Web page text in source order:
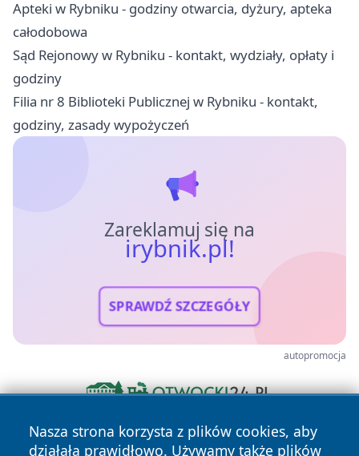
Apteki w Rybniku - godziny otwarcia, dyżury, apteka
całodobowa
Sąd Rejonowy w Rybniku - kontakt, wydziały, opłaty i
godziny
Filia nr 8 Biblioteki Publicznej w Rybniku - kontakt,
godziny, zasady wypożyczeń
Zareklamuj się na
irybnik.pl!
SPRAWDŹ SZCZEGÓŁY
autopromocja
Nasza strona korzysta z plików cookies, aby
działała prawidłowo. Używamy także plików